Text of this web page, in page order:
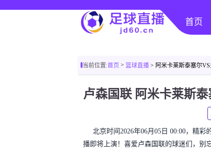
首页
当前位置:首页 > 篮球直播 > 阿米卡莱斯泰塞尔
北京时间2026年06月05日 00:00，精
播即将上演！喜爱卢森国联的球迷们，别